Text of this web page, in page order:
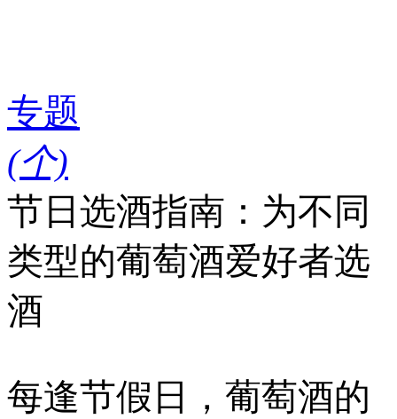
专题
(个)
节日选酒指南：为不同
类型的葡萄酒爱好者选
酒
每逢节假日，葡萄酒的